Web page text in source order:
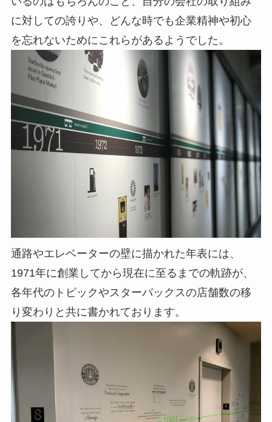
に対しての誇りや、どんな時でも企業精神や初心
を忘れないためにこれらがあるようでした。
通路やエレベーターの壁に描かれた年表には、
1971年に創業してから現在に至るまでの軌跡が、
各年代のトピックやスターバックスの店舗数の移
り変わりと共に書かれております。